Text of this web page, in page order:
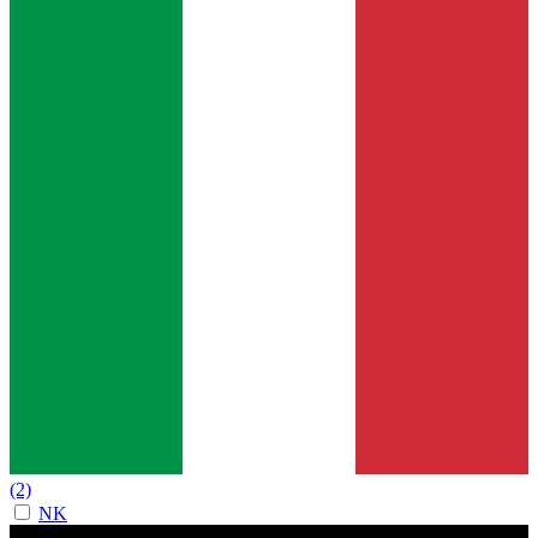
(2)
NK